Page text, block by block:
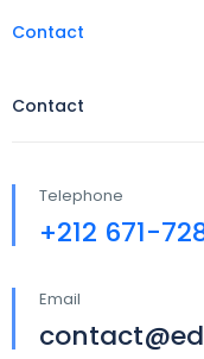
Contact
Contact
Telephone
+212 671-
Email